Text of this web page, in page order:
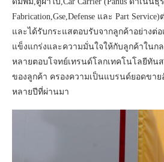
Fabrication,Gse,Defense และ Part
และได้รับกระแสตอบรับจากลูกค้าอย่างต่
แข็งแกร่งและความมั่นใจให้กับลูกค้าในก
หลายตอบโจทย์เทรนด์โลกเทคโนโลยีทัน
ของลูกค้า ครองความเป็นแบรนด์ยอดขาย
หลายปีที่ผ่านมา